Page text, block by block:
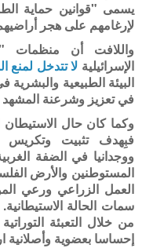
يسمى "قوانين حماية
لإرغامهم على هجر
واللافت أن منظمات
الإسرائيلية لا تتدخل لمنع
البيئة الطبيعية
في تعزيز وشرعنة المشهد
فبِهدف تثبيت وتكريس
ووجدانيا في الضفة
المستوطنين والأرض
العمل الزراعي ورعي
سمات الحالة
من خلال التعبئة
إحساسا بعضوية وأصلانية